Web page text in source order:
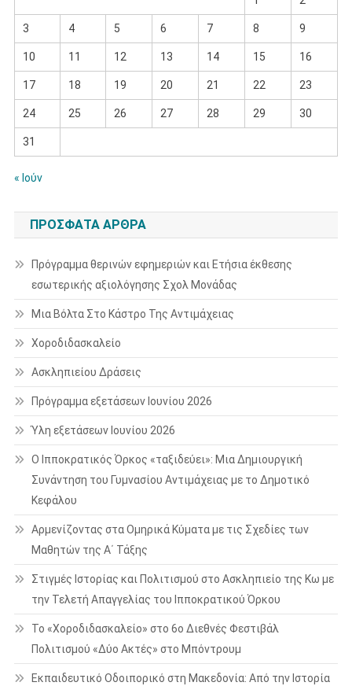
3 4 5 6 7 8 9
10 11 12 13 14 15 16
17 18 19 20 21 22 23
24 25 26 27 28 29 30
31
« Ιούν
ΠΡΌΣΦΑΤΑ ΆΡΘΡΑ
Πρόγραμμα θερινών εφημεριών και Ετήσια έκθεσης
εσωτερικής αξιολόγησης Σχολ Μονάδας
Μια Βόλτα Στο Κάστρο Της Αντιμάχειας
Χοροδιδασκαλείο
Ασκληπιείου Δράσεις
Πρόγραμμα εξετάσεων Ιουνίου 2026
Ύλη εξετάσεων Ιουνίου 2026
Ο Ιπποκρατικός Όρκος «ταξιδεύει»: Μια Δημιουργική
Συνάντηση του Γυμνασίου Αντιμάχειας με το Δημοτικό
Κεφάλου
Αρμενίζοντας στα Ομηρικά Κύματα με τις Σχεδίες των
Μαθητών της Α΄ Τάξης
Στιγμές Ιστορίας και Πολιτισμού στο Ασκληπιείο της Κω με
την Τελετή Απαγγελίας του Ιπποκρατικού Όρκου
Το «Χοροδιδασκαλείο» στο 6ο Διεθνές Φεστιβάλ
Πολιτισμού «Δύο Ακτές» στο Μπόντρουμ
Εκπαιδευτικό Οδοιπορικό στη Μακεδονία: Από την Ιστορία